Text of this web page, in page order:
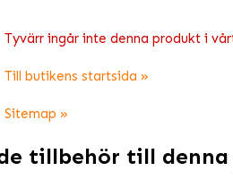
Tyvärr ingår inte denna produkt i
Till butikens startsida »
Sitemap »
tillbehör till